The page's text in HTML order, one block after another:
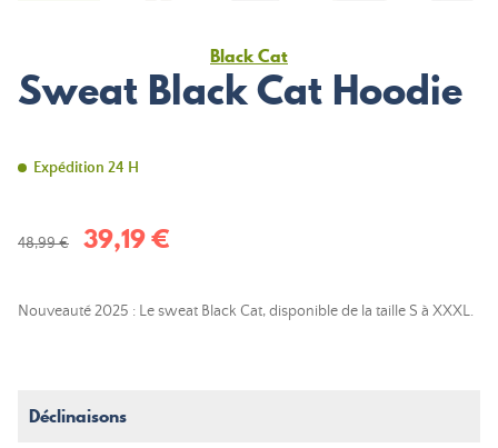
Black Cat
Sweat Black Cat Hoodie
Expédition 24 H
48,99 € 39,19 €
Nouveauté 2025 : Le sweat Black Cat, disponible de la taille S à XXXL.
Déclinaisons